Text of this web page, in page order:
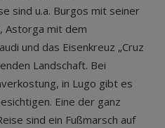
sind u.a. Burgos mit seiner
Astorga mit dem
und das Eisenkreuz „Cruz
Landschaft. Bei
in Lugo gibt es
Eine der ganz
sind ein Fußmarsch auf